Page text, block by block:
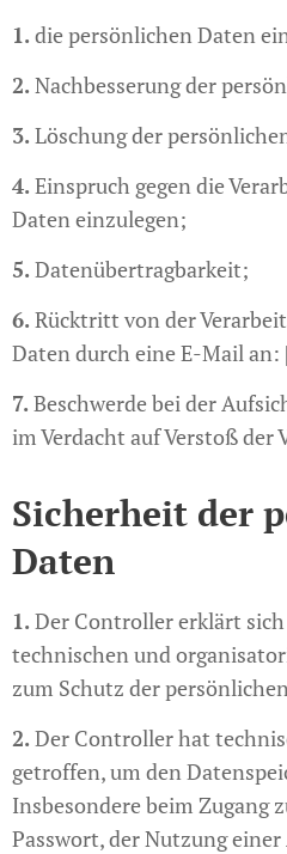
1. die persönlichen Daten
2. Nachbesserung der
3. Löschung der
4. Einspruch gegen die
Daten einzulegen;
5. Datenübertragbarkeit;
6. Rücktritt von der
Daten durch eine E-Mail an:
7. Beschwerde bei der
im Verdacht auf Verstoß der
Sicherheit der
Daten
1. Der Controller erklärt
technischen und
zum Schutz der
2. Der Controller hat
getroffen, um den
Insbesondere beim Zugang
Passwort, der Nutzung